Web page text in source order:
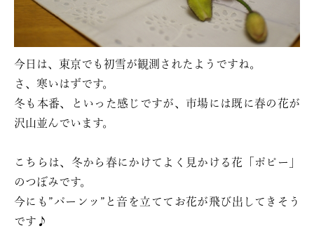
今日は、東京でも初雪が観測されたようですね。
さ、寒いはずです。
冬も本番、といった感じですが、市場には既に春の花が
沢山並んでいます。
こちらは、冬から春にかけてよく見かける花「ポピー」
のつぼみです。
今にも”パーンッ”と音を立ててお花が飛び出してきそう
です♪